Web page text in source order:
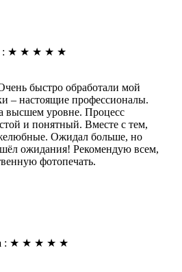
: ★ ★ ★ ★ ★
быстро обработали мой
– настоящие профессионалы.
высшем уровне. Процесс
и понятный. Вместе с тем,
Ожидал больше, но
ожидания! Рекомендую всем,
фотопечать.
: ★ ★ ★ ★ ★